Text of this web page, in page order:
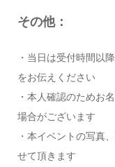
その他：
・当日は受付時間以
をお伝えください
・本人確認のためお
場合がございます
・本イベントの写真
せて頂きます